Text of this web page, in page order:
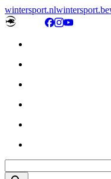
wintersport.nlwintersport.be